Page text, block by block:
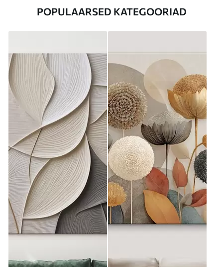
POPULAARSED KATEGOORIAD